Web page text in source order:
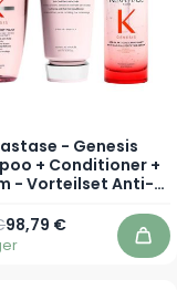
- Genesis
+ Conditioner +
- Vorteilset Anti-
98,79 €
In